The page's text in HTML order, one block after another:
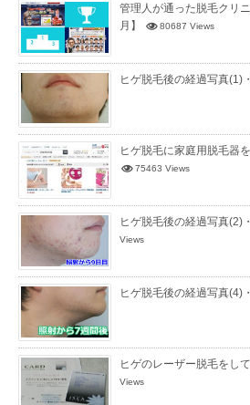
管理人が通った脱毛クリ
月】
80687 Views
ヒゲ脱毛後の経過写真(1)
ヒゲ脱毛に家庭用脱毛器
75463 Views
ヒゲ脱毛後の経過写真(2)
Views
ヒゲ脱毛後の経過写真(4)
ヒゲのレーザー脱毛をし
Views